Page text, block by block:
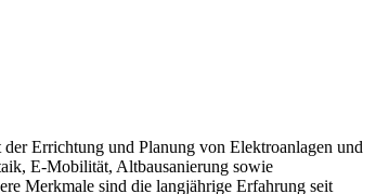
Errichtung und Planung von Elektroanlagen und
E-Mobilität, Altbausanierung sowie
Merkmale sind die langjährige Erfahrung seit